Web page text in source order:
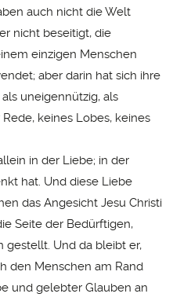
auch nicht die Welt
nicht beseitigt, die
einzigen Menschen
aber darin hat sich ihre
uneigennützig, als
keines Lobes, keines
in der Liebe; in der
hat. Und diese Liebe
das Angesicht Jesu Christi
Seite der Bedürftigen,
gestellt. Und da bleibt er,
den Menschen am Rand
und gelebter Glauben an